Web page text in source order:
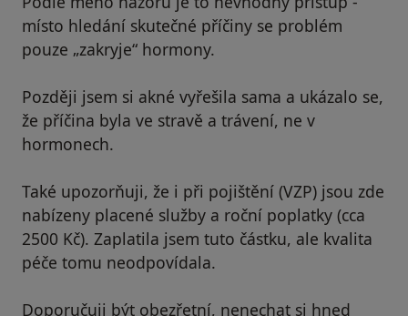
místo hledání skutečné příčiny se problém
pouze „zakryje“ hormony.
Později jsem si akné vyřešila sama a ukázalo se,
že příčina byla ve stravě a trávení, ne v
hormonech.
Také upozorňuji, že i při pojištění (VZP) jsou zde
nabízeny placené služby a roční poplatky (cca
2500 Kč). Zaplatila jsem tuto částku, ale kvalita
péče tomu neodpovídala.
Doporučuji být obezřetní, nenechat si hned